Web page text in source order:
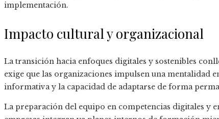
implementación.
Impacto cultural y organizacional
La transición hacia enfoques digitales y sostenibles
exige que las organizaciones impulsen una mentalidad
informativa y la capacidad de adaptarse de forma
La preparación del equipo en competencias digitales y